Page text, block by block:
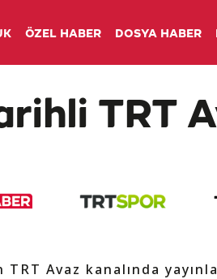
ÖZEL HABER DOSYA HABER
TRT
TRT Avaz kanalında